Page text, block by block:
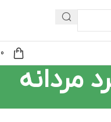
0
مردانه